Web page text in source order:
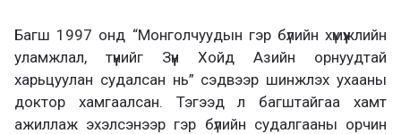
Багш 1997 онд “Монголчуудын гэр бүлийн хүмүүжлийн
уламжлал, түүнийг Зүүн Хойд Азийн орнуудтай
харьцуулан судалсан нь” сэдвээр шинжлэх ухааны
доктор хамгаалсан. Тэгээд л багштайгаа хамт
ажиллаж эхэлсэнээр гэр бүлийн судалгааны орчин